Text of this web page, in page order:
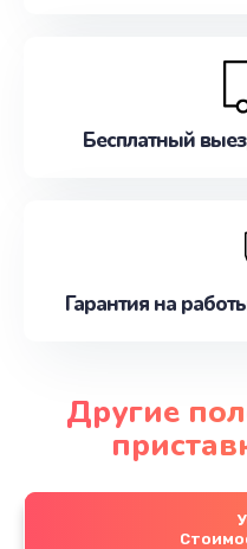
Бесплатный
Гарантия на
Другие